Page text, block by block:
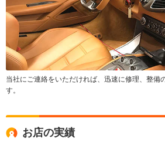
当社にご連絡をいただければ、迅速に修理、整備
す。
お店の実績